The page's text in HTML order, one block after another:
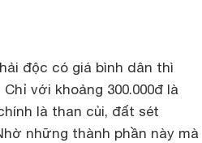
độc có giá bình dân thì
với khoảng 300.000đ là
là than củi, đất sét
những thành phần này mà